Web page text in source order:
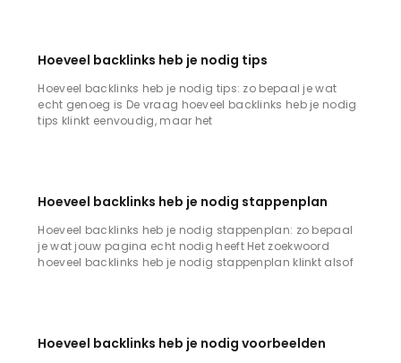
Hoeveel backlinks heb je nodig tips
Hoeveel backlinks heb je nodig tips: zo bepaal je wat
echt genoeg is De vraag hoeveel backlinks heb je nodig
tips klinkt eenvoudig, maar het
Hoeveel backlinks heb je nodig stappenplan
Hoeveel backlinks heb je nodig stappenplan: zo bepaal
je wat jouw pagina echt nodig heeft Het zoekwoord
hoeveel backlinks heb je nodig stappenplan klinkt alsof
Hoeveel backlinks heb je nodig voorbeelden